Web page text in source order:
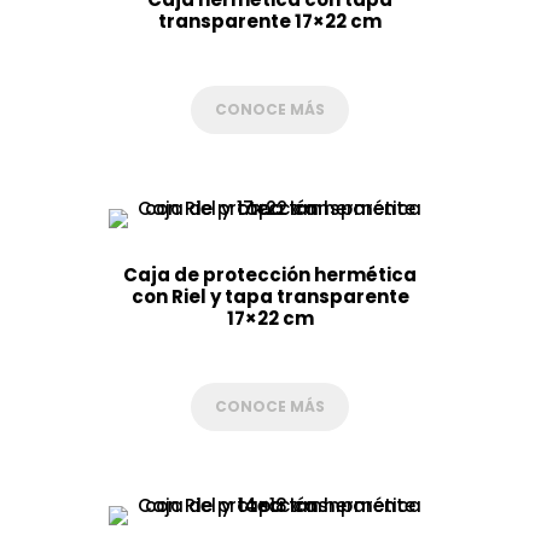
transparente 17×22 cm
CONOCE MÁS
Caja de protección hermética
con Riel y tapa transparente
17×22 cm
CONOCE MÁS